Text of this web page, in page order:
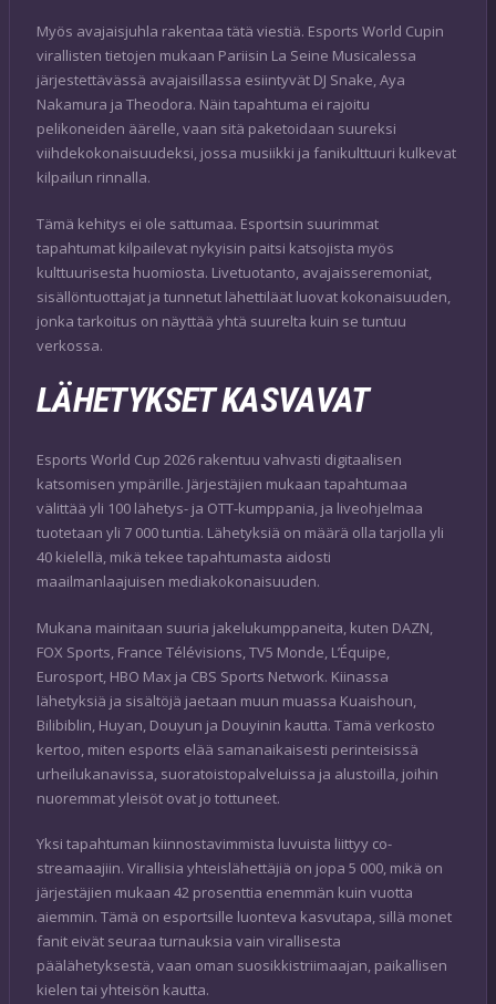
Myös avajaisjuhla rakentaa tätä viestiä. Esports World Cupin
virallisten tietojen mukaan Pariisin La Seine Musicalessa
järjestettävässä avajaisillassa esiintyvät DJ Snake, Aya
Nakamura ja Theodora. Näin tapahtuma ei rajoitu
pelikoneiden äärelle, vaan sitä paketoidaan suureksi
viihdekokonaisuudeksi, jossa musiikki ja fanikulttuuri kulkevat
kilpailun rinnalla.
Tämä kehitys ei ole sattumaa. Esportsin suurimmat
tapahtumat kilpailevat nykyisin paitsi katsojista myös
kulttuurisesta huomiosta. Livetuotanto, avajaisseremoniat,
sisällöntuottajat ja tunnetut lähettiläät luovat kokonaisuuden,
jonka tarkoitus on näyttää yhtä suurelta kuin se tuntuu
verkossa.
LÄHETYKSET KASVAVAT
Esports World Cup 2026 rakentuu vahvasti digitaalisen
katsomisen ympärille. Järjestäjien mukaan tapahtumaa
välittää yli 100 lähetys- ja OTT-kumppania, ja liveohjelmaa
tuotetaan yli 7 000 tuntia. Lähetyksiä on määrä olla tarjolla yli
40 kielellä, mikä tekee tapahtumasta aidosti
maailmanlaajuisen mediakokonaisuuden.
Mukana mainitaan suuria jakelukumppaneita, kuten DAZN,
FOX Sports, France Télévisions, TV5 Monde, L’Équipe,
Eurosport, HBO Max ja CBS Sports Network. Kiinassa
lähetyksiä ja sisältöjä jaetaan muun muassa Kuaishoun,
Bilibiblin, Huyan, Douyun ja Douyinin kautta. Tämä verkosto
kertoo, miten esports elää samanaikaisesti perinteisissä
urheilukanavissa, suoratoistopalveluissa ja alustoilla, joihin
nuoremmat yleisöt ovat jo tottuneet.
Yksi tapahtuman kiinnostavimmista luvuista liittyy co-
streamaajiin. Virallisia yhteislähettäjiä on jopa 5 000, mikä on
järjestäjien mukaan 42 prosenttia enemmän kuin vuotta
aiemmin. Tämä on esportsille luonteva kasvutapa, sillä monet
fanit eivät seuraa turnauksia vain virallisesta
päälähetyksestä, vaan oman suosikkistriimaajan, paikallisen
kielen tai yhteisön kautta.